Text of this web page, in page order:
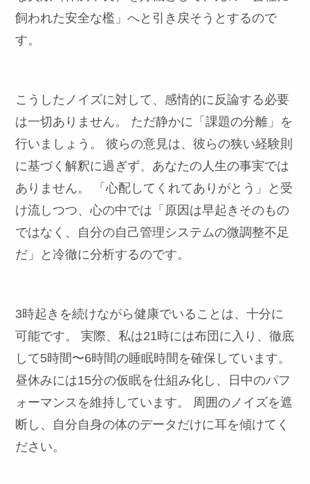
飼われた安全な檻」へと引き戻そうとするので
す。
こうしたノイズに対して、感情的に反論する必要
は一切ありません。 ただ静かに「課題の分離」を
行いましょう。 彼らの意見は、彼らの狭い経験則
に基づく解釈に過ぎず、あなたの人生の事実では
ありません。 「心配してくれてありがとう」と受
け流しつつ、心の中では「原因は早起きそのもの
ではなく、自分の自己管理システムの微調整不足
だ」と冷徹に分析するのです。
3時起きを続けながら健康でいることは、十分に
可能です。 実際、私は21時には布団に入り、徹底
して5時間〜6時間の睡眠時間を確保しています。
昼休みには15分の仮眠を仕組み化し、日中のパフ
ォーマンスを維持しています。 周囲のノイズを遮
断し、自分自身の体のデータだけに耳を傾けてく
ださい。